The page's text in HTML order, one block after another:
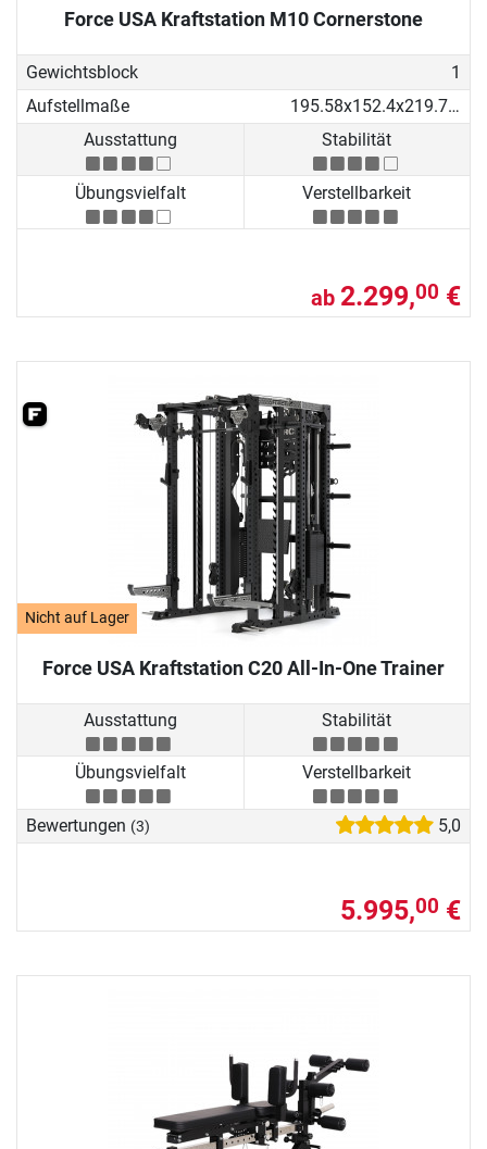
Force USA Kraftstation M10 Cornerstone
Gewichtsblock
1
Aufstellmaße
195.58x152.4x219.71 cm
Ausstattung
Stabilität
Übungsvielfalt Verstellbarkeit
ab 2.299,00 €
Nicht auf Lager
Force USA Kraftstation C20 All-In-One Trainer
Ausstattung Stabilität
Übungsvielfalt Verstellbarkeit
Bewertungen (3) 5,0
5.995,00 €